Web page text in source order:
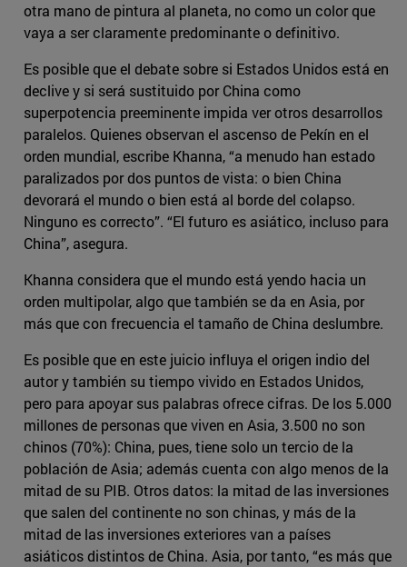
otra mano de pintura al planeta, no como un color que
vaya a ser claramente predominante o definitivo.
Es posible que el debate sobre si Estados Unidos está en
declive y si será sustituido por China como
superpotencia preeminente impida ver otros desarrollos
paralelos. Quienes observan el ascenso de Pekín en el
orden mundial, escribe Khanna, “a menudo han estado
paralizados por dos puntos de vista: o bien China
devorará el mundo o bien está al borde del colapso.
Ninguno es correcto”. “El futuro es asiático, incluso para
China”, asegura.
Khanna considera que el mundo está yendo hacia un
orden multipolar, algo que también se da en Asia, por
más que con frecuencia el tamaño de China deslumbre.
Es posible que en este juicio influya el origen indio del
autor y también su tiempo vivido en Estados Unidos,
pero para apoyar sus palabras ofrece cifras. De los 5.000
millones de personas que viven en Asia, 3.500 no son
chinos (70%): China, pues, tiene solo un tercio de la
población de Asia; además cuenta con algo menos de la
mitad de su PIB. Otros datos: la mitad de las inversiones
que salen del continente no son chinas, y más de la
mitad de las inversiones exteriores van a países
asiáticos distintos de China. Asia, por tanto, “es más que